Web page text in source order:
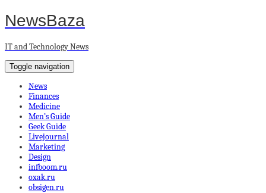
NewsBaza
IT and Technology News
Toggle navigation
News
Finances
Medicine
Men’s Guide
Geek Guide
Livejournal
Marketing
Design
infboom.ru
oxak.ru
obsigen.ru